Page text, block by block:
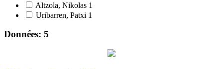
Altzola, Nikolas 1
Uribarren, Patxi 1
Données: 5